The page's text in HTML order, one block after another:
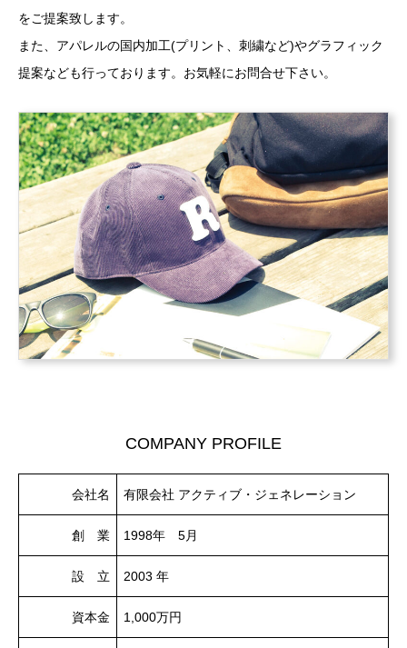
をご提案致します。
また、アパレルの国内加工(プリント、刺繍など)やグラフィック
提案なども行っております。お気軽にお問合せ下さい。
COMPANY PROFILE
会社名 有限会社 アクティブ・ジェネレーション
創 業 1998年 5月
設 立 2003 年
資本金 1,000万円